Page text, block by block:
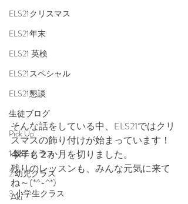
ELS21クリスマス
ELS21年末
ELS21 英検
ELS21スペシャル
ELS21懇談
生徒ブログ
Pick Up
1.親子クラス
2.幼児クラス
3.小学生クラス
そんな話をしている中、ELS21ではクリ
スマスの飾り付けが始まっています！
今年も２か月を切りました。
残りのレッスンも、みんな元気に来て
ね～(*^-^*)
Aki